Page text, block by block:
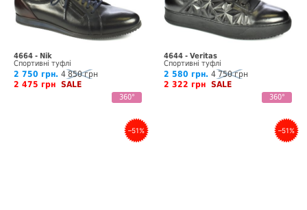
4664 - Nik
Спортивні туфлі
2 750 грн. 4 850 грн
2 475 грн SALE
360°
4644 - Veritas
Спортивні туфлі
2 580 грн. 4 750 грн
2 322 грн SALE
360°
–51% –51%